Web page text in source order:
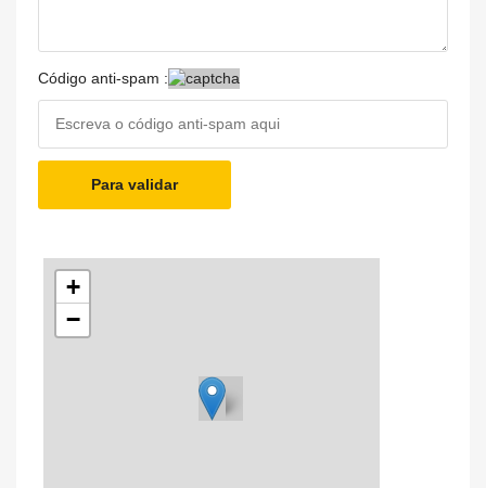
Código anti-spam :
Para validar
+
−